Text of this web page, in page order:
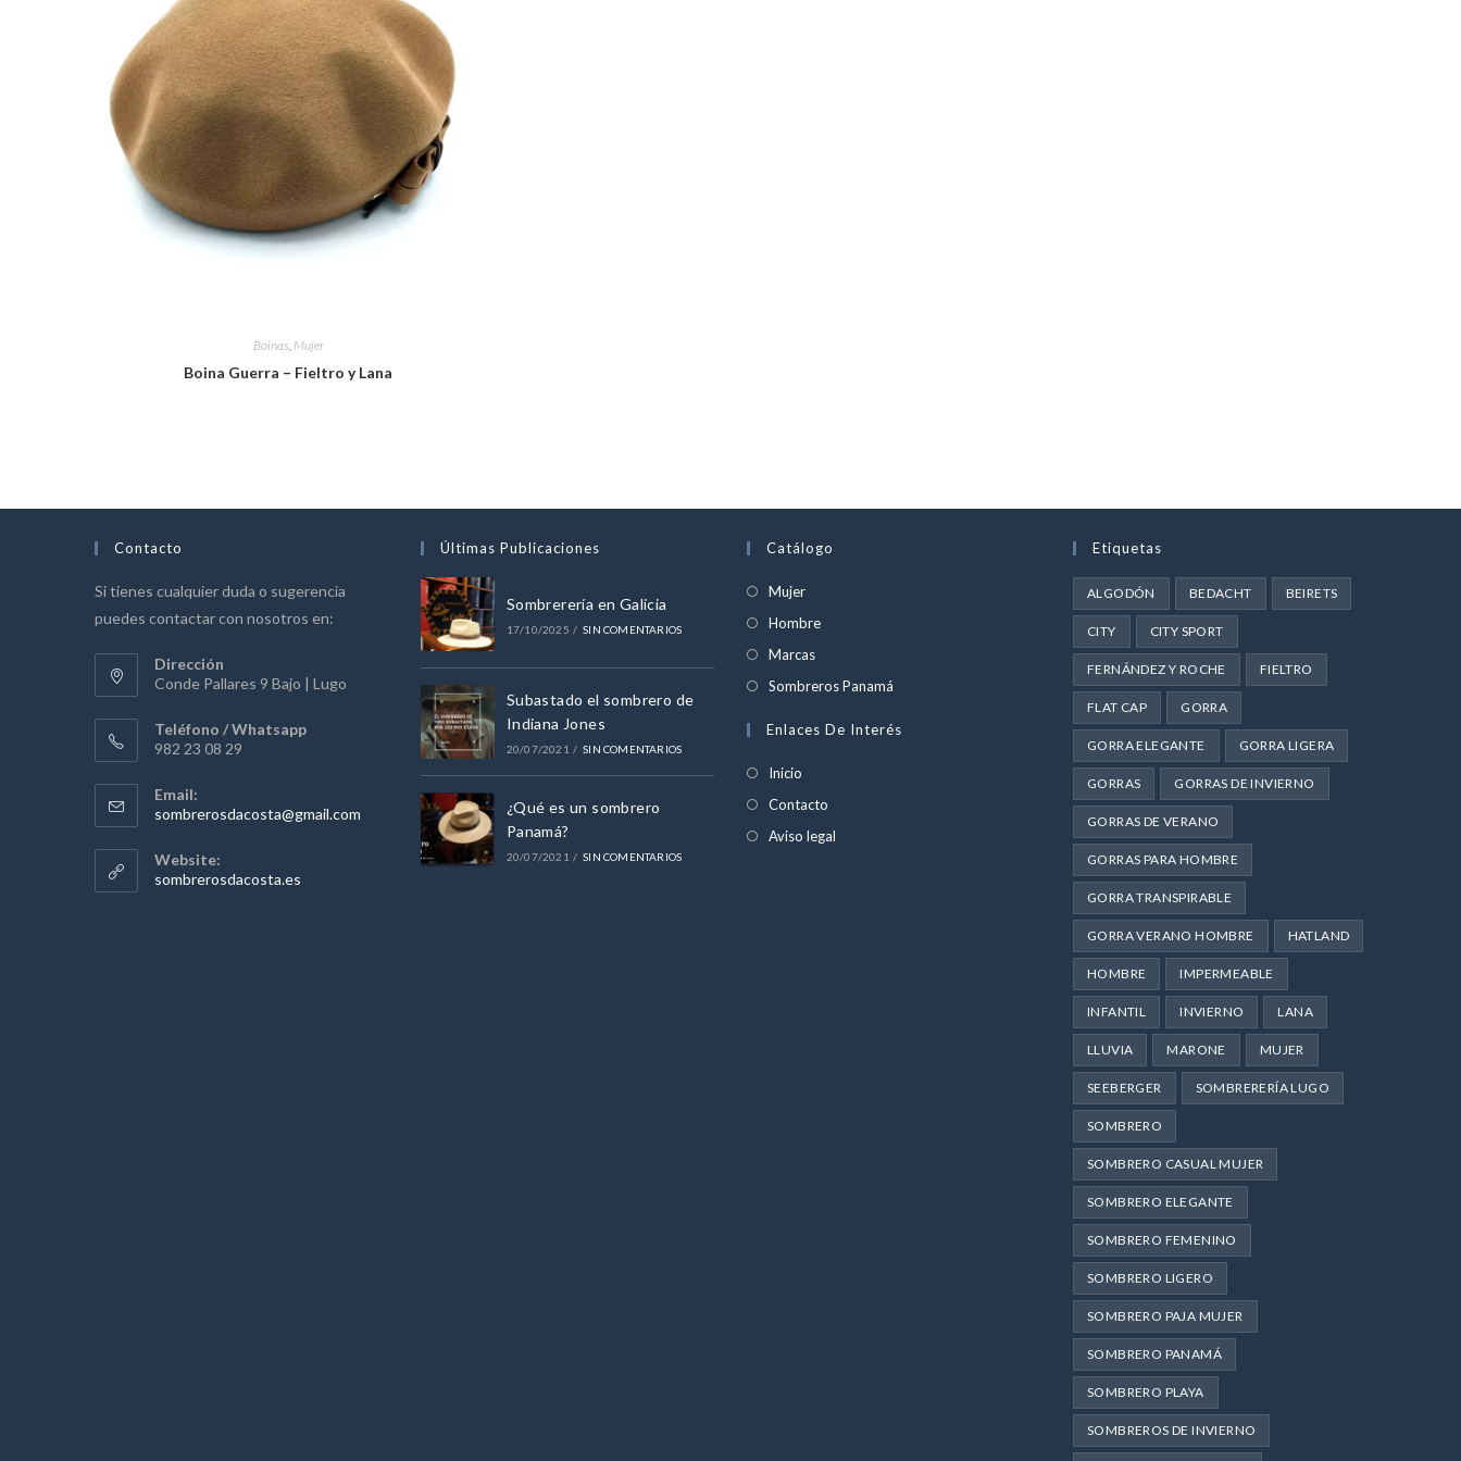
Boinas, Mujer
Boina Guerra – Fieltro y Lana
Contacto
Si tienes cualquier duda o sugerencia
puedes contactar con nosotros en:
Dirección
Conde Pallares 9 Bajo | Lugo
Teléfono / Whatsapp
982 23 08 29
Email:
sombrerosdacosta@gmail.com
Website:
sombrerosdacosta.es
Últimas Publicaciones
Sombrerería en Galicia
17/10/2025 / SIN COMENTARIOS
Subastado el sombrero de
Indiana Jones
20/07/2021 / SIN COMENTARIOS
¿Qué es un sombrero
Panamá?
20/07/2021 / SIN COMENTARIOS
Catálogo
MujerSe
abre
pestaña
HombreSe
nueva
MarcasSe
abre
una
Sombreros Panamá
en
Enlaces De Interés
Inicio
Contacto
Aviso legal
Etiquetas
ALGODÓN BEDACHT BEIRETS
CITY CITY SPORT
FERNÁNDEZ Y ROCHE FIELTRO
FLAT CAP GORRA
GORRA ELEGANTE GORRA LIGERA
GORRAS GORRAS DE INVIERNO
GORRAS DE VERANO
GORRAS PARA HOMBRE
GORRA TRANSPIRABLE
GORRA VERANO HOMBRE HATLAND
HOMBRE IMPERMEABLE
INFANTIL INVIERNO LANA
LLUVIA MARONE MUJER
SEEBERGER SOMBRERERÍA LUGO
SOMBRERO
SOMBRERO CASUAL MUJER
SOMBRERO ELEGANTE
SOMBRERO FEMENINO
SOMBRERO LIGERO
SOMBRERO PAJA MUJER
SOMBRERO PANAMÁ
SOMBRERO PLAYA
SOMBREROS DE INVIERNO